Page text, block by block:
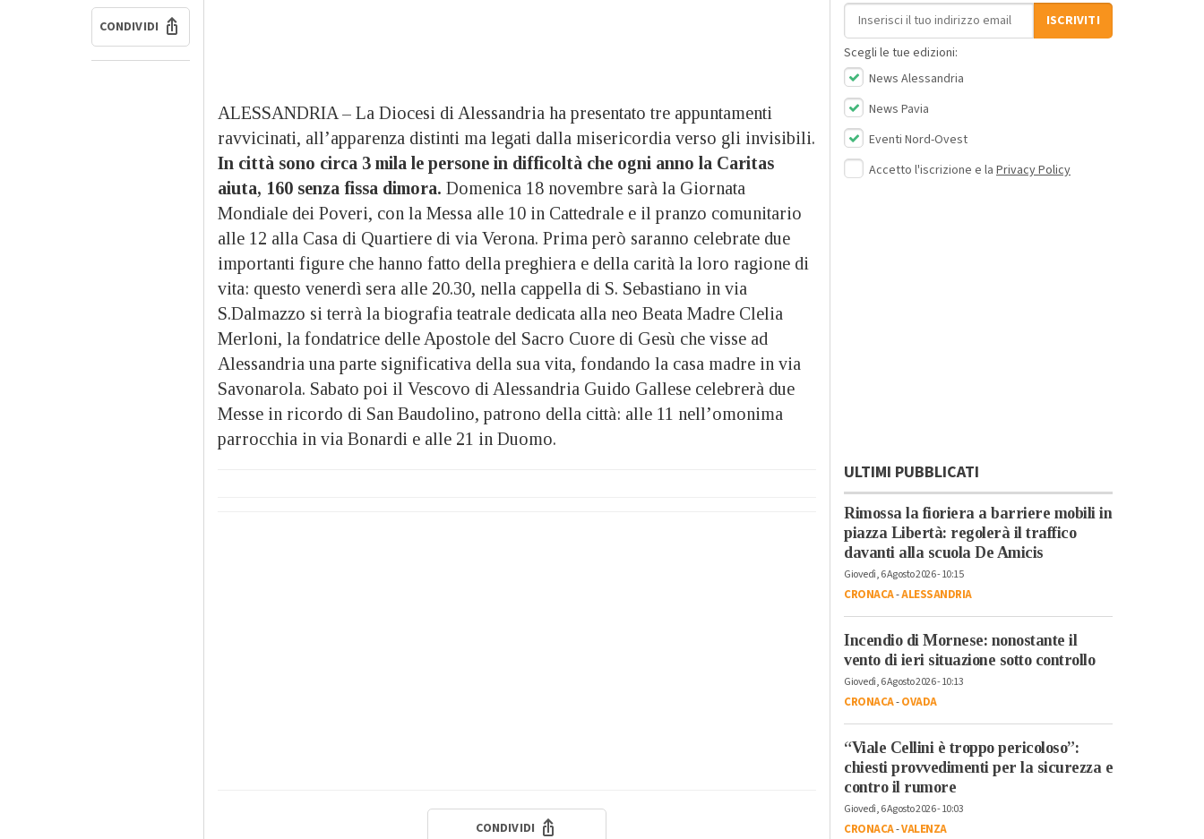
CONDIVIDI
ALESSANDRIA – La Diocesi di Alessandria ha presentato tre appuntamenti
ravvicinati, all’apparenza distinti ma legati dalla misericordia verso gli invisibili.
In città sono circa 3 mila le persone in difficoltà che ogni anno la Caritas
aiuta, 160 senza fissa dimora. Domenica 18 novembre sarà la Giornata
Mondiale dei Poveri, con la Messa alle 10 in Cattedrale e il pranzo comunitario
alle 12 alla Casa di Quartiere di via Verona. Prima però saranno celebrate due
importanti figure che hanno fatto della preghiera e della carità la loro ragione di
vita: questo venerdì sera alle 20.30, nella cappella di S. Sebastiano in via
S.Dalmazzo si terrà la biografia teatrale dedicata alla neo Beata Madre Clelia
Merloni, la fondatrice delle Apostole del Sacro Cuore di Gesù che visse ad
Alessandria una parte significativa della sua vita, fondando la casa madre in via
Savonarola. Sabato poi il Vescovo di Alessandria Guido Gallese celebrerà due
Messe in ricordo di San Baudolino, patrono della città: alle 11 nell’omonima
parrocchia in via Bonardi e alle 21 in Duomo.
CONDIVIDI
Indirizzo email
ISCRIVITI
Scegli le tue edizioni:
News Alessandria
News Pavia
Eventi Nord-Ovest
Accetto l'iscrizione e la Privacy Policy
ULTIMI PUBBLICATI
Rimossa la fioriera a barriere mobili in
piazza Libertà: regolerà il traffico
davanti alla scuola De Amicis
Giovedì, 6 Agosto 2026 - 10:15
CRONACA-ALESSANDRIA
Incendio di Mornese: nonostante il
vento di ieri situazione sotto controllo
Giovedì, 6 Agosto 2026 - 10:13
CRONACA-OVADA
“Viale Cellini è troppo pericoloso”:
chiesti provvedimenti per la sicurezza e
contro il rumore
Giovedì, 6 Agosto 2026 - 10:03
CRONACA-VALENZA